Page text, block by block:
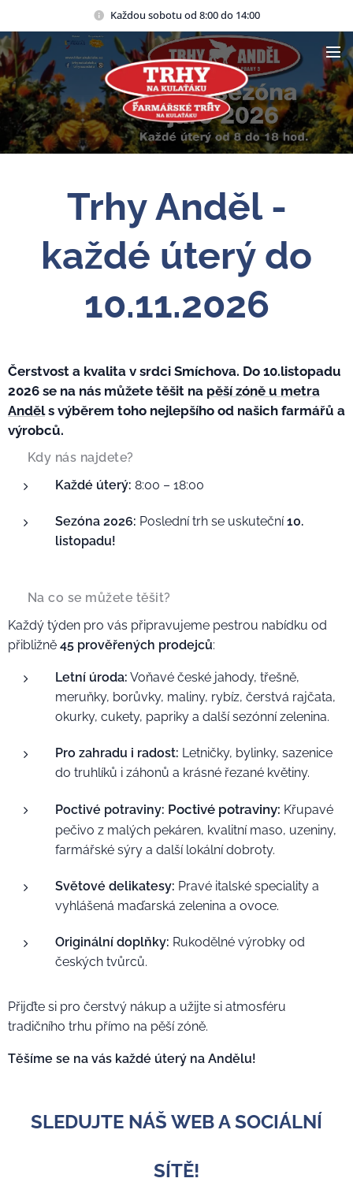
Každou sobotu od 8:00 do 14:00
Trhy Anděl -
každé úterý do
10.11.2026
Čerstvost a kvalita v srdci Smíchova. Do 10.listopadu
2026 se na nás můžete těšit na pěší zóně u metra
Anděls výběrem toho nejlepšího od našich farmářů a
výrobců.
🕗 Kdy nás najdete?
Každé úterý: 8:00 – 18:00
Sezóna 2026: Poslední trh se uskuteční10.
listopadu!
🥦 Na co se můžete těšit?
Každý týden pro vás připravujeme pestrou nabídku od
přibližně 45 prověřených prodejců:
Letní úroda: Voňavé české jahody, třešně,
meruňky, borůvky, maliny, rybíz, čerstvá rajčata,
okurky, cukety, papriky a další sezónní zelenina.
Pro zahradu i radost: Letničky, bylinky, sazenice
do truhlíků i záhonů a krásné řezané květiny.
Poctivé potraviny: Poctivé potraviny: Křupavé
pečivo z malých pekáren, kvalitní maso, uzeniny,
farmářské sýry a další lokální dobroty.
Světové delikatesy: Pravé italské speciality a
vyhlášená maďarská zelenina a ovoce.
Originální doplňky: Rukodělné výrobky od
českých tvůrců.
Přijďte si pro čerstvý nákup a užijte si atmosféru
tradičního trhu přímo na pěší zóně.
Těšíme se na vás každé úterý na Andělu!
SLEDUJTE NÁŠ WEB A SOCIÁLNÍ
SÍTĚ!